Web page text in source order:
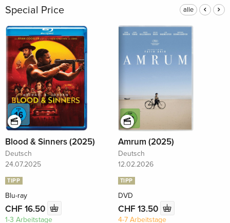
Special Price alle
Blood & Sinners (2025)
Deutsch
24.07.2025
TIPP
Blu-ray
CHF 16.50
1-3 Arbeitstage
Amrum (2025)
Deutsch
12.02.2026
TIPP
DVD
CHF 13.50
4-7 Arbeitstage